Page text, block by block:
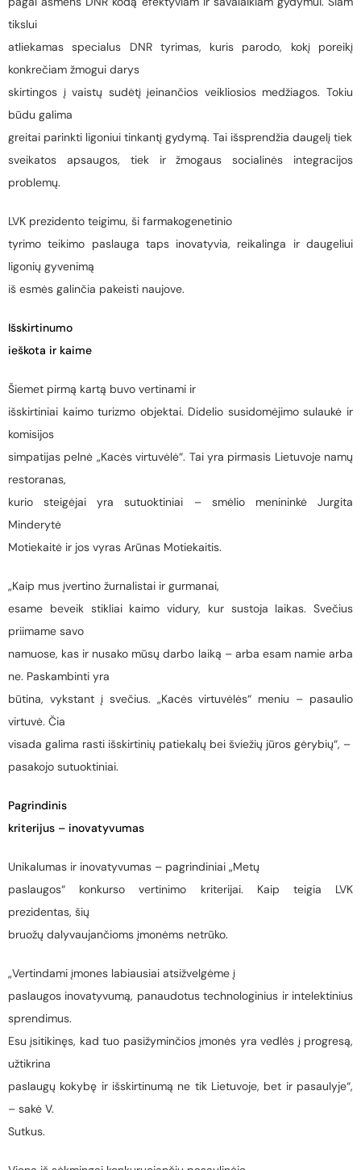
tikslui
atliekamas specialus DNR tyrimas, kuris parodo, kokį poreikį
konkrečiam žmogui darys
skirtingos į vaistų sudėtį įeinančios veikliosios medžiagos. Tokiu
būdu galima
greitai parinkti ligoniui tinkantį gydymą. Tai išsprendžia daugelį tiek
sveikatos apsaugos, tiek ir žmogaus socialinės integracijos
problemų.
LVK prezidento teigimu, ši farmakogenetinio
tyrimo teikimo paslauga taps inovatyvia, reikalinga ir daugeliui
ligonių gyvenimą
iš esmės galinčia pakeisti naujove.
Išskirtinumo
ieškota ir kaime
Šiemet pirmą kartą buvo vertinami ir
išskirtiniai kaimo turizmo objektai. Didelio susidomėjimo sulaukė ir
komisijos
simpatijas pelnė „Kacės virtuvėlė“. Tai yra pirmasis Lietuvoje namų
restoranas,
kurio steigėjai yra sutuoktiniai – smėlio menininkė Jurgita
Minderytė
Motiekaitė ir jos vyras Arūnas Motiekaitis.
„Kaip mus įvertino žurnalistai ir gurmanai,
esame beveik stikliai kaimo vidury, kur sustoja laikas. Svečius
priimame savo
namuose, kas ir nusako mūsų darbo laiką – arba esam namie arba
ne. Paskambinti yra
būtina, vykstant į svečius. „Kacės virtuvėlės“ meniu – pasaulio
virtuvė. Čia
visada galima rasti išskirtinių patiekalų bei šviežių jūros gėrybių“, –
pasakojo sutuoktiniai.
Pagrindinis
kriterijus – inovatyvumas
Unikalumas ir inovatyvumas – pagrindiniai „Metų
paslaugos“ konkurso vertinimo kriterijai. Kaip teigia LVK
prezidentas, šių
bruožų dalyvaujančioms įmonėms netrūko.
„Vertindami įmones labiausiai atsižvelgėme į
paslaugos inovatyvumą, panaudotus technologinius ir intelektinius
sprendimus.
Esu įsitikinęs, kad tuo pasižyminčios įmonės yra vedlės į progresą,
užtikrina
paslaugų kokybę ir išskirtinumą ne tik Lietuvoje, bet ir pasaulyje“,
– sakė V.
Sutkus.